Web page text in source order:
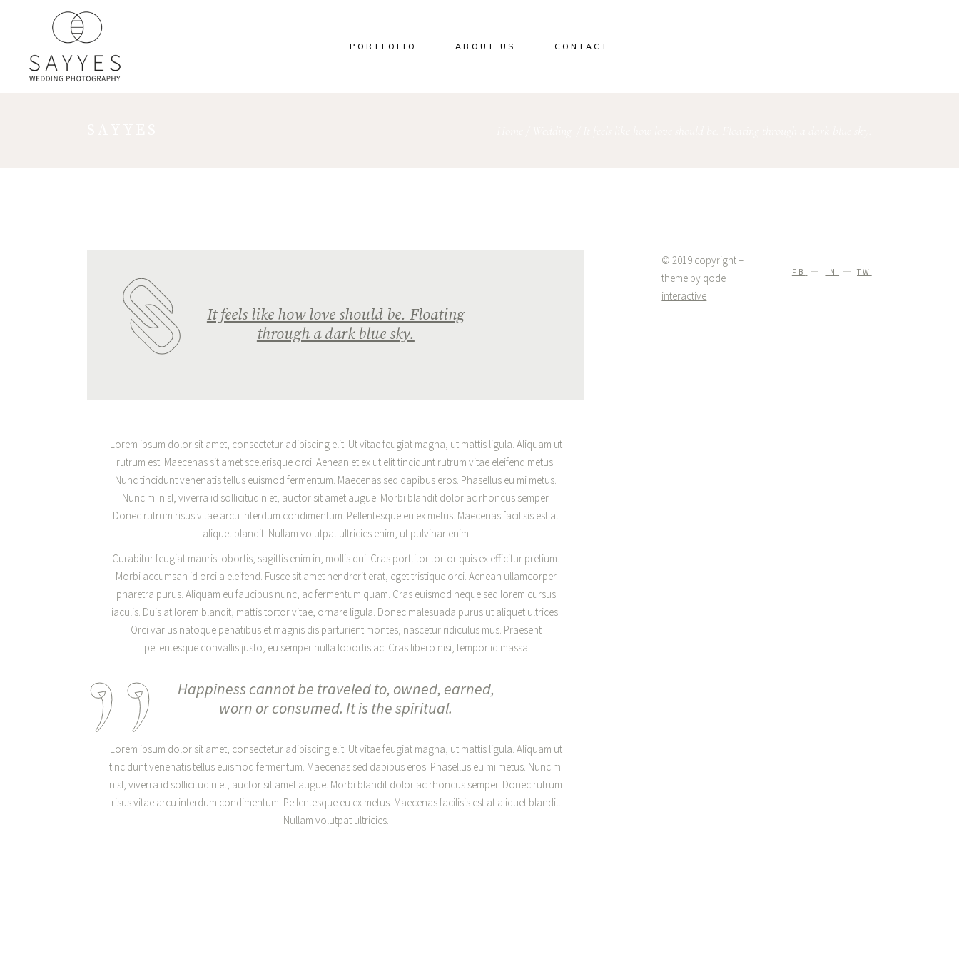
PORTFOLIO ABOUT US CONTACT
It feels like how love should be. Floating
through a dark blue sky.
Lorem ipsum dolor sit amet, consectetur adipiscing elit. Ut vitae feugiat magna, ut mattis ligula. Aliquam ut
rutrum est. Maecenas sit amet scelerisque orci. Aenean et ex ut elit tincidunt rutrum vitae eleifend metus.
Nunc tincidunt venenatis tellus euismod fermentum. Maecenas sed dapibus eros. Phasellus eu mi metus.
Nunc mi nisl, viverra id sollicitudin et, auctor sit amet augue. Morbi blandit dolor ac rhoncus semper.
Donec rutrum risus vitae arcu interdum condimentum. Pellentesque eu ex metus. Maecenas facilisis est at
aliquet blandit. Nullam volutpat ultricies enim, ut pulvinar enim
Curabitur feugiat mauris lobortis, sagittis enim in, mollis dui. Cras porttitor tortor quis ex efficitur pretium.
Morbi accumsan id orci a eleifend. Fusce sit amet hendrerit erat, eget tristique orci. Aenean ullamcorper
pharetra purus. Aliquam eu faucibus nunc, ac fermentum quam. Cras euismod neque sed lorem cursus
iaculis. Duis at lorem blandit, mattis tortor vitae, ornare ligula. Donec malesuada purus ut aliquet ultrices.
Orci varius natoque penatibus et magnis dis parturient montes, nascetur ridiculus mus. Praesent
pellentesque convallis justo, eu semper nulla lobortis ac. Cras libero nisi, tempor id massa
Happiness cannot be traveled to, owned, earned,
worn or consumed. It is the spiritual.
Lorem ipsum dolor sit amet, consectetur adipiscing elit. Ut vitae feugiat magna, ut mattis ligula. Aliquam ut
tincidunt venenatis tellus euismod fermentum. Maecenas sed dapibus eros. Phasellus eu mi metus. Nunc mi
nisl, viverra id sollicitudin et, auctor sit amet augue. Morbi blandit dolor ac rhoncus semper. Donec rutrum
risus vitae arcu interdum condimentum. Pellentesque eu ex metus. Maecenas facilisis est at aliquet blandit.
Nullam volutpat ultricies.
© 2019 copyright –
theme by qode
interactive
FB IN TW